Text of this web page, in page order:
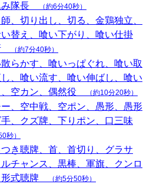
み隊長
（約6分40秒）
、切り出し、切る、金鶏独立、
替え、喰い下がり、喰い仕掛
（約7分40秒）
散らかす、喰いっぱぐれ、喰い取
、喰い流す、喰い伸ばし、喰い
、空カン、偶然役
（約10分20秒）
ー、空中戦、空ポン、愚形、愚形
、クズ牌、下りポン、口三味
秒）
つき聴牌、首、首切り、グラサ
チャンス、黒棒、軍旗、クンロ
形式聴牌
（約5分50秒）